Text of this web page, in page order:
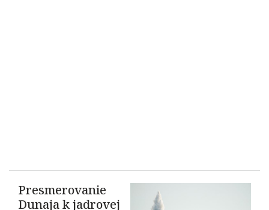
Presmerovanie
Dunaja k jadrovej